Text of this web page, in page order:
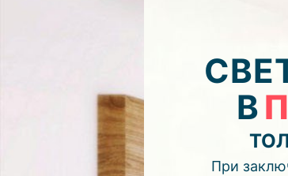
09 46
часов мин.
Подробнее об акции >>
Монтаж
с фотопечатью и
В
При